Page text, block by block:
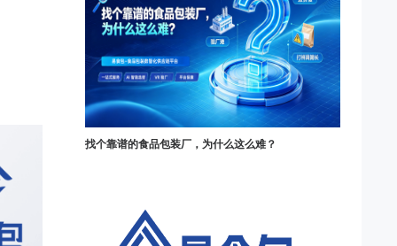
找个靠谱的食品包装厂，为什么这么难？